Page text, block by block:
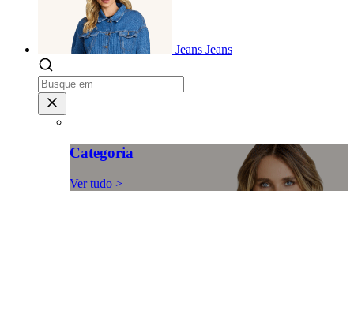
Jeans Jeans
Categoria
Ver tudo >